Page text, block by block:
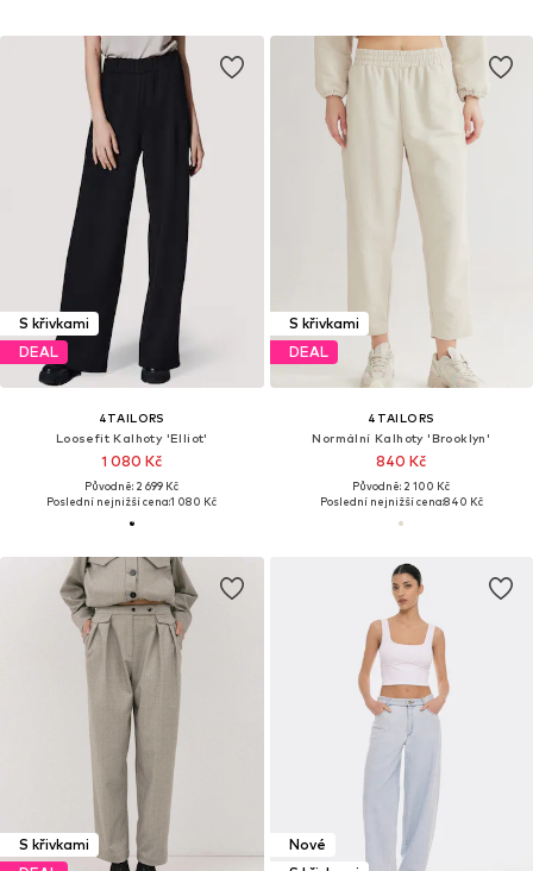
S křivkami
DEAL
4TAILORS
Loosefit Kalhoty 'Elliot'
1 080 Kč
Původně: 2 699 Kč
Poslední nejnižší cena:1 080 Kč
S křivkami
DEAL
4TAILORS
Normální Kalhoty 'Brooklyn'
840 Kč
Původně: 2 100 Kč
Poslední nejnižší cena:840 Kč
S křivkami
Nové